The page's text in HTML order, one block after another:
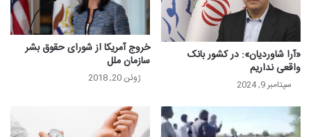
«آرا شاوردیان»: در کشور بانک
واقعی نداریم
سپتامبر 9, 2024
خروج آمریکا از شورای حقوق بشر
سازمان ملل
ژوئن 20, 2018